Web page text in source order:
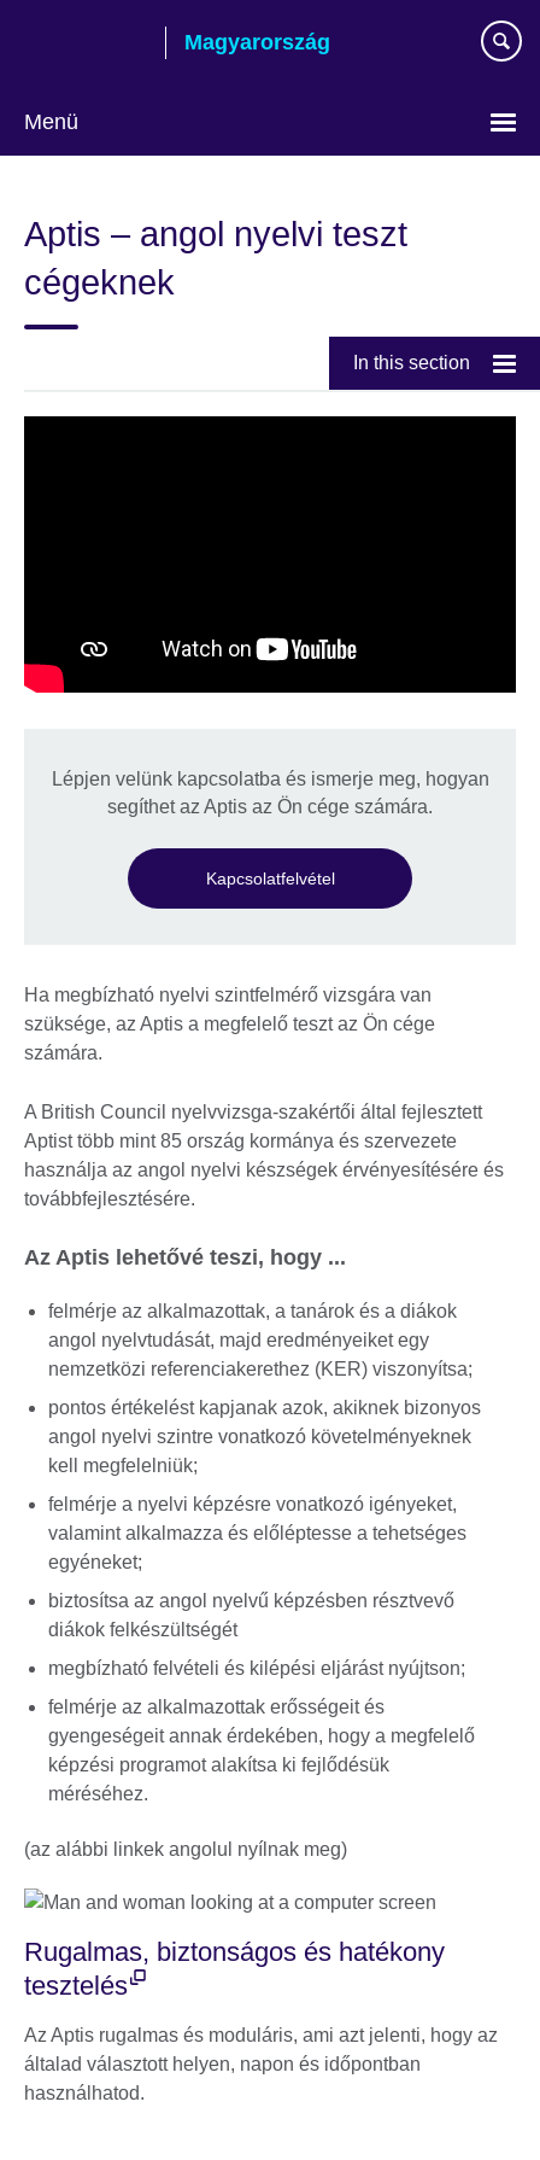
Magyarország
Menü
Aptis – angol nyelvi teszt
cégeknek
In this section
Lépjen velünk kapcsolatba és ismerje meg, hogyan
segíthet az Aptis az Ön cége számára.
Kapcsolatfelvétel
Ha megbízható nyelvi szintfelmérő vizsgára van
szüksége, az Aptis a megfelelő teszt az Ön cége
számára.
A British Council nyelvvizsga-szakértői által fejlesztett
Aptist több mint 85 ország kormánya és szervezete
használja az angol nyelvi készségek érvényesítésére és
továbbfejlesztésére.
Az Aptis lehetővé teszi, hogy ...
felmérje az alkalmazottak, a tanárok és a diákok
angol nyelvtudását, majd eredményeiket egy
nemzetközi referenciakerethez (KER) viszonyítsa;
pontos értékelést kapjanak azok, akiknek bizonyos
angol nyelvi szintre vonatkozó követelményeknek
kell megfelelniük;
felmérje a nyelvi képzésre vonatkozó igényeket,
valamint alkalmazza és előléptesse a tehetséges
egyéneket;
biztosítsa az angol nyelvű képzésben résztvevő
diákok felkészültségét
megbízható felvételi és kilépési eljárást nyújtson;
felmérje az alkalmazottak erősségeit és
gyengeségeit annak érdekében, hogy a megfelelő
képzési programot alakítsa ki fejlődésük
méréséhez.
(az alábbi linkek angolul nyílnak meg)
Rugalmas, biztonságos és hatékony
tesztelés
Az Aptis rugalmas és moduláris, ami azt jelenti, hogy az
általad választott helyen, napon és időpontban
használhatod.